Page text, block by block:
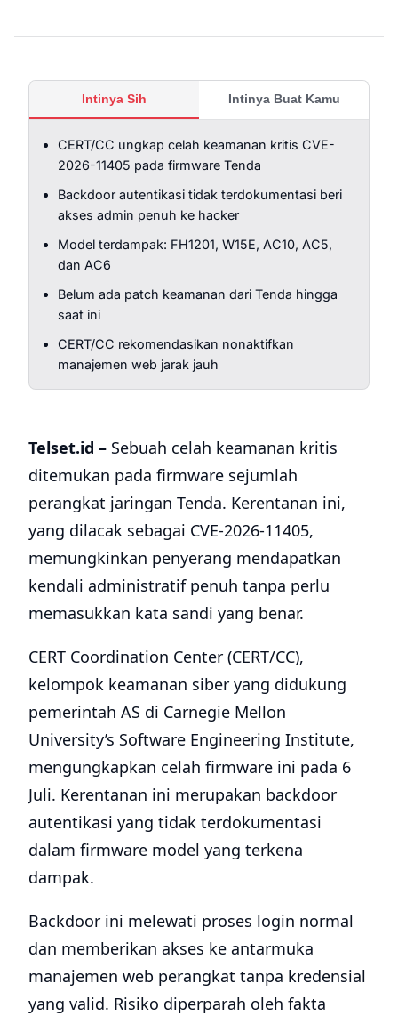
Intinya Sih Intinya Buat Kamu
CERT/CC ungkap celah keamanan kritis CVE-
2026-11405 pada firmware Tenda
Backdoor autentikasi tidak terdokumentasi beri
akses admin penuh ke hacker
Model terdampak: FH1201, W15E, AC10, AC5,
dan AC6
Belum ada patch keamanan dari Tenda hingga
saat ini
CERT/CC rekomendasikan nonaktifkan
manajemen web jarak jauh
Telset.id – Sebuah celah keamanan kritis
ditemukan pada firmware sejumlah
perangkat jaringan Tenda. Kerentanan ini,
yang dilacak sebagai CVE-2026-11405,
memungkinkan penyerang mendapatkan
kendali administratif penuh tanpa perlu
memasukkan kata sandi yang benar.
CERT Coordination Center (CERT/CC),
kelompok keamanan siber yang didukung
pemerintah AS di Carnegie Mellon
University’s Software Engineering Institute,
mengungkapkan celah firmware ini pada 6
Juli. Kerentanan ini merupakan backdoor
autentikasi yang tidak terdokumentasi
dalam firmware model yang terkena
dampak.
Backdoor ini melewati proses login normal
dan memberikan akses ke antarmuka
manajemen web perangkat tanpa kredensial
yang valid. Risiko diperparah oleh fakta